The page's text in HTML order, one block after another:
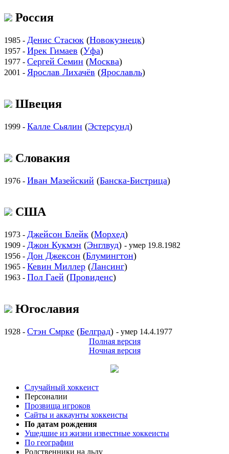
Россия
1985 - Денис Стасюк (Новокузнецк)
1957 - Ирек Гимаев (Уфа)
1977 - Сергей Семин (Москва)
2001 - Ярослав Лихачёв (Ярославль)
Швеция
1999 - Калле Сьялин (Эстерсунд)
Словакия
1976 - Иван Мазейский (Банска-Бистрица)
США
1973 - Джейсон Блейк (Морхед)
1909 - Джон Кукмэн (Энглвуд) - умер 19.8.1982
1956 - Дон Джексон (Блумингтон)
1965 - Кевин Миллер (Лансинг)
1963 - Пол Гаей (Провиденс)
Югославия
1928 - Стэн Смрке (Белград) - умер 14.4.1977
Полная версия
Ночная версия
Случайный хоккеист
Персоналии
Прозвища игроков
Сайты и аккаунты хоккеисты
По датам рождения
Ушедшие из жизни известные хоккеисты
По географии
Родственники на льду